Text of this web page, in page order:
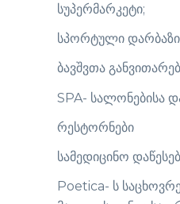
სუპერმარკეტი;
სპორტული
ბავშვთა
SPA- სალონებისა
რესტორნები
სამედიცინო
Poetica- ს